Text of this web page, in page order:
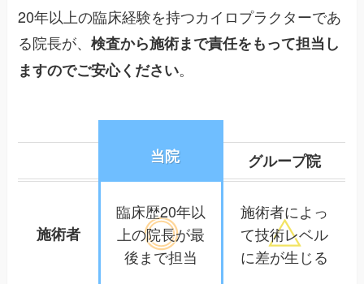
20年以上の臨床経験を持つカイロプラクターであ
る院長が、検査から施術まで責任をもって担当し
ますのでご安心ください。
当院 グループ院
施術者
臨床歴20年以
上の院長が最
後まで担当
施術者によっ
て技術レベル
に差が生じる